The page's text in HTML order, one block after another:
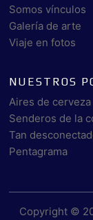
Somos vínculos
Galería de arte
Viaje en fotos
NUESTROS
Aires de cerveza
Senderos de la
Tan
Pentagrama
Copyright ©